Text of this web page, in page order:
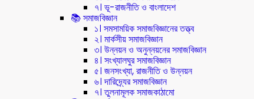
৭। ভূ-রাজনীতি ও বাংলাদেশ
📚 সমাজবিজ্ঞান
১। সমসাময়িক সমাজবিজ্ঞানের তত্ত্ব
২। মার্কসীয় সমাজবিজ্ঞান
৩। উন্নয়ন ও অনুন্নয়নের সমাজবিজ্ঞান
৪। সংখ্যালঘুর সমাজবিজ্ঞান
৫। জনসংখ্যা, রাজনীতি ও উন্নয়ন
৬। দারিদ্র্যের সমাজবিজ্ঞান
৭। তুলনামূলক সমাজকাঠামো